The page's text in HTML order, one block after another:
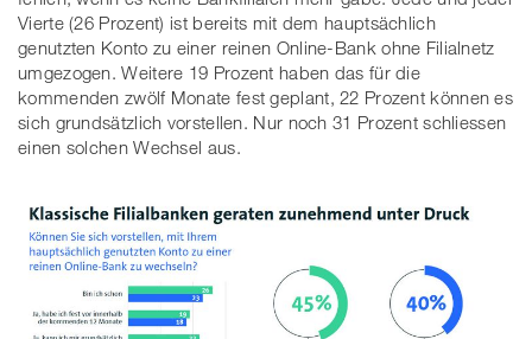
Vierte (26 Prozent) ist bereits mit dem hauptsächlich
genutzten Konto zu einer reinen Online-Bank ohne Filialnetz
umgezogen. Weitere 19 Prozent haben das für die
kommenden zwölf Monate fest geplant, 22 Prozent können es
sich grundsätzlich vorstellen. Nur noch 31 Prozent schliessen
einen solchen Wechsel aus.